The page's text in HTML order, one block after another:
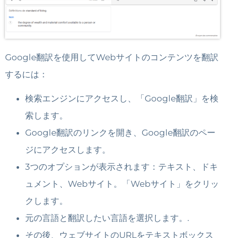
Google翻訳を使用してWebサイトのコンテンツを翻訳
するには：
検索エンジンにアクセスし、「Google翻訳」を検
索します。
Google翻訳のリンクを開き、Google翻訳のペー
ジにアクセスします。
3つのオプションが表示されます：テキスト、ドキ
ュメント、Webサイト。「Webサイト」をクリッ
クします。
元の言語と翻訳したい言語を選択します。.
その後、ウェブサイトのURLをテキストボックス